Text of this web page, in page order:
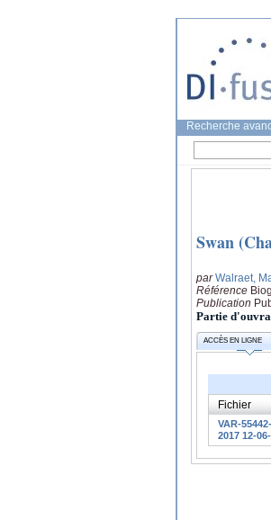
Recherche
Swan
parWalraet,
Référence
Publication
Partie
ACCÈS EN LIGNE
Fichier
VAR-
2017 12-